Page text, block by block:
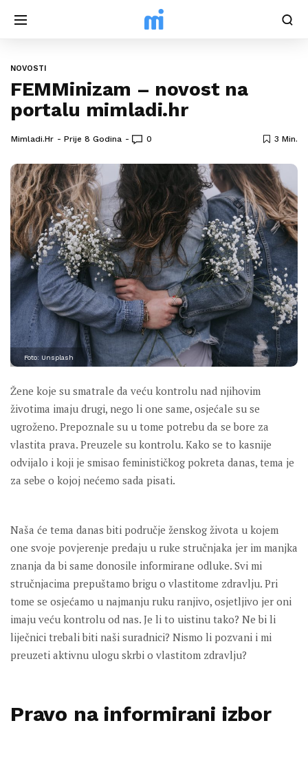
NOVOSTI
FEMMinizam – novost na
portalu mimladi.hr
Mimladi.hr Prije 8 Godina 0 3 Min.
Foto: Unsplash
Žene koje su smatrale da veću kontrolu nad njihovim
životima imaju drugi, nego li one same, osjećale su se
ugroženo. Prepoznale su u tome potrebu da se bore za
vlastita prava. Preuzele su kontrolu. Kako se to kasnije
odvijalo i koji je smisao feminističkog pokreta danas, tema je
za sebe o kojoj nećemo sada pisati.
Naša će tema danas biti područje ženskog života u kojem
one svoje povjerenje predaju u ruke stručnjaka jer im manjka
znanja da bi same donosile informirane odluke. Svi mi
stručnjacima prepuštamo brigu o vlastitome zdravlju. Pri
tome se osjećamo u najmanju ruku ranjivo, osjetljivo jer oni
imaju veću kontrolu od nas. Je li to uistinu tako? Ne bi li
liječnici trebali biti naši suradnici? Nismo li pozvani i mi
preuzeti aktivnu ulogu skrbi o vlastitom zdravlju?
Pravo na informirani izbor